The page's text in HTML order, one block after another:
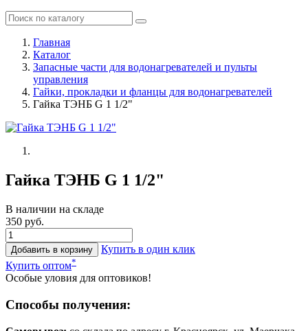
Главная
Каталог
Запасные части для водонагревателей и пульты
управления
Гайки, прокладки и фланцы для водонагревателей
Гайка ТЭНБ G 1 1/2"
Гайка ТЭНБ G 1 1/2"
В наличии на складе
350 руб.
Добавить в корзину
Купить в один клик
Купить оптом*
Особые уловия для оптовиков!
Способы получения: